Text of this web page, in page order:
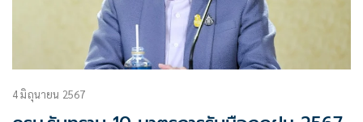
4 มิถุนายน 2567